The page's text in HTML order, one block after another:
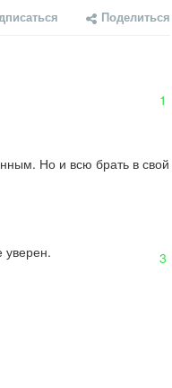
Поделиться
1
Но и всю брать в свой
уверен. 3